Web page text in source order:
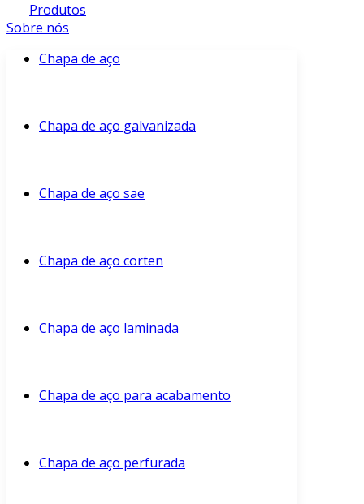
Produtos
Sobre nós
Chapa de aço
Chapa de aço galvanizada
Chapa de aço sae
Chapa de aço corten
Chapa de aço laminada
Chapa de aço para acabamento
Chapa de aço perfurada